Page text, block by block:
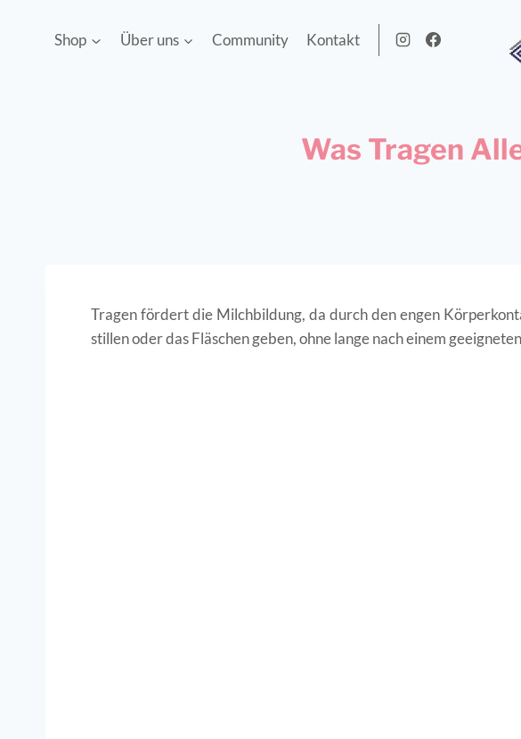
Shop Über uns Community Kontakt
Was Tragen
Tragen fördert die Milchbildung, da durch den engen
stillen oder das Fläschen geben, ohne lange nach einem